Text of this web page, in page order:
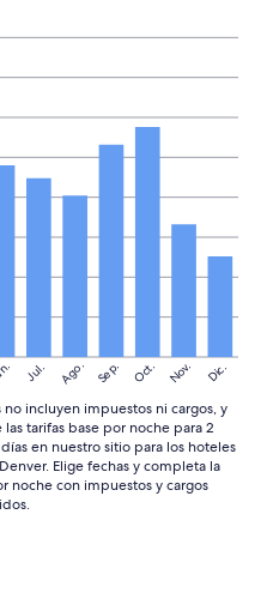
Jul. Ago. Sep. Oct. Nov. Dic.
incluyen impuestos ni cargos, y
tarifas base por noche para 2
en nuestro sitio para los hoteles
Elige fechas y completa la
noche con impuestos y cargos